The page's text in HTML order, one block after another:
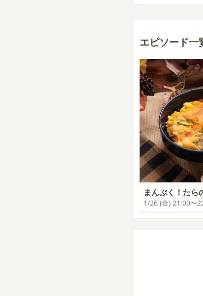
エピソード一
まんぷく！たら
1/26 (金) 21:00〜